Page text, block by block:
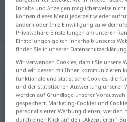
"abwechselnd"
Übersetzung
„abwechselnd“:
abwechselndalsadv <ppr>
Übersicht aller
(Für mehr Details die Übersetzung
Inhalte und Anzeigen möglicherweise
können dieses Menü jederzeit wieder
ändern oder Ihre Einwilligung zu
Privatsphäre-Einstellungen am unteren
Einstellungen gelten innerhalb unseres
finden Sie in unserer Datenschutzerklärung.
Wir verwenden Cookies, damit Sie unsere
und wir besser mit Ihnen kommunizieren
funktionale und statistische Cookies, die
und der statistischen Auswertung unserer
werden auf Grundlage unserer
gespeichert. Marketing-Cookies und
personalisierter Werbung dienen, werden
durch einen Klick auf den „Akzeptieren“-